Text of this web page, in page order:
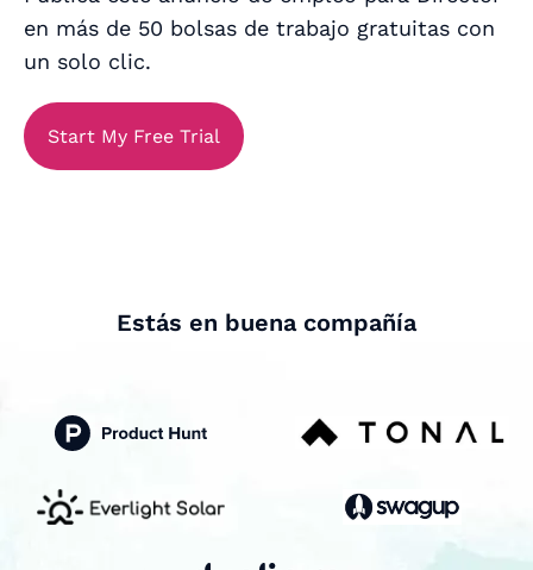
en más de 50 bolsas de trabajo gratuitas con
un solo clic.
Start My Free Trial
Estás en buena compañía